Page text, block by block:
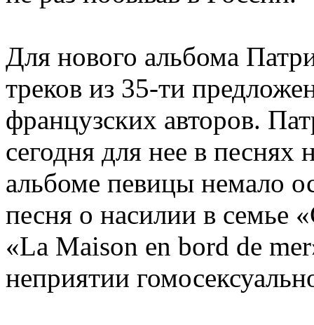
Для нового альбома
треков из 35-ти
французских авторов.
сегодня для нее в
альбоме певицы немало
песня о насилии в семье
«La Maison en bord de
неприятии